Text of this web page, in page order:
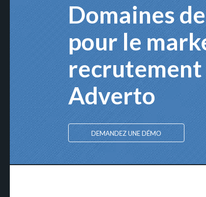
Domaines
pour le
recrutement
Adverto
DEMANDEZ UNE DÉMO